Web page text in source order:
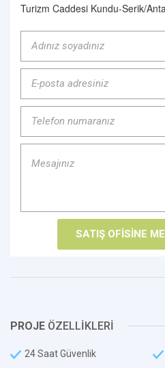
Turizm Caddesi Kundu-Serik/
PROJE ÖZELLİKLERİ
24 Saat Güvenlik